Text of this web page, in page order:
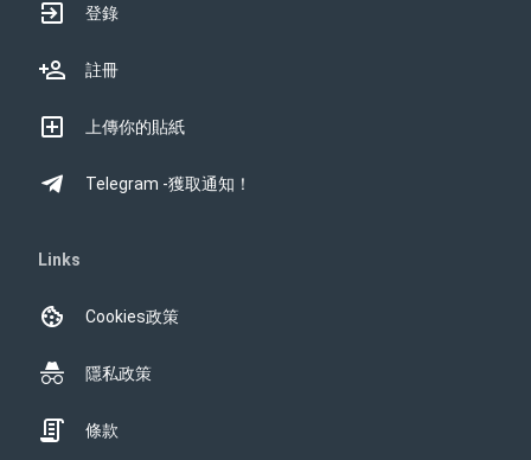
登錄
註冊
上傳你的貼紙
Telegram -獲取通知！
Links
Cookies政策
隱私政策
條款